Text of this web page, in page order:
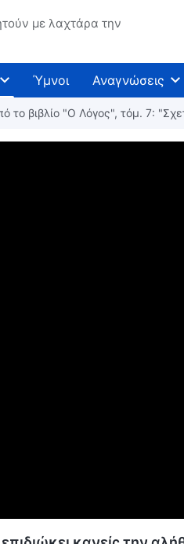
με λαχτάρα την
Ύμνοι Αναγνώσεις
το βιβλίο "Ο Λόγος", τόμ. 7: